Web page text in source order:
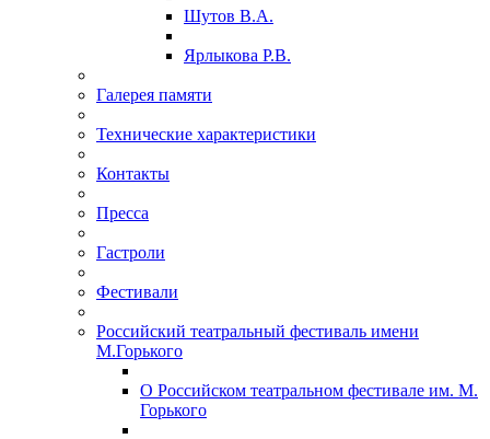
Шутов В.А.
Ярлыкова Р.В.
Галерея памяти
Технические характеристики
Контакты
Пресса
Гастроли
Фестивали
Российский театральный фестиваль имени
М.Горького
О Российском театральном фестивале им. М.
Горького